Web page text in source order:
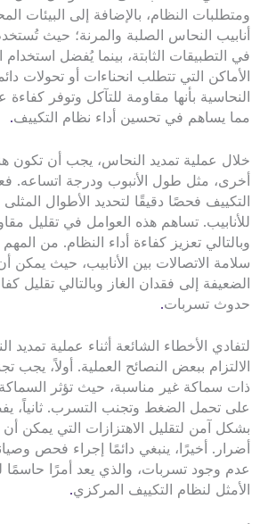
ومتطلبات النظام، بالإضافة إلى البيئات
أنابيب النحاس الصلبة والمرنة؛ حيث
في التطبيقات الثابتة، بينما يُفضل استخدام
الأماكن التي تتطلب انحناءات أو تحولات
النحاسية بأنها مقاومة للتآكل وتوفر كفاءة
مما يساهم في تحسين أداء نظام التكييف.
خلال عملية تمديد النحاس، يجب أن تكون
أخرى، مثل طول الأنبوب ودرجة اتساعه.
التكييف فحصًا دقيقًا لتحديد الأطوال المثلى
للأنابيب. تساهم هذه العوامل في تقليل
وبالتالي تعزيز كفاءة أداء النظام. من
سلامة الاتصالات بين الأنابيب، حيث يمكن
الضعيفة إلى فقدان الغاز وبالتالي تقليل
حدوث تسربات.
لتفادي الأخطاء الشائعة أثناء عملية تمديد
الالتزام ببعض النصائح العملية. أولاً، يجب
ذات سماكة غير مناسبة، حيث تؤثر السماكة
على تحمل الضغط وتجنب التسرب. ثانياً،
بشكل آمن لتقليل الاهتزازات التي يمكن
أضرار. أخيرًا، ينبغي دائمًا إجراء فحص
عدم وجود تسربات، والذي يعد أمرًا حاسمًا
الأمثل لنظام التكييف المركزي.